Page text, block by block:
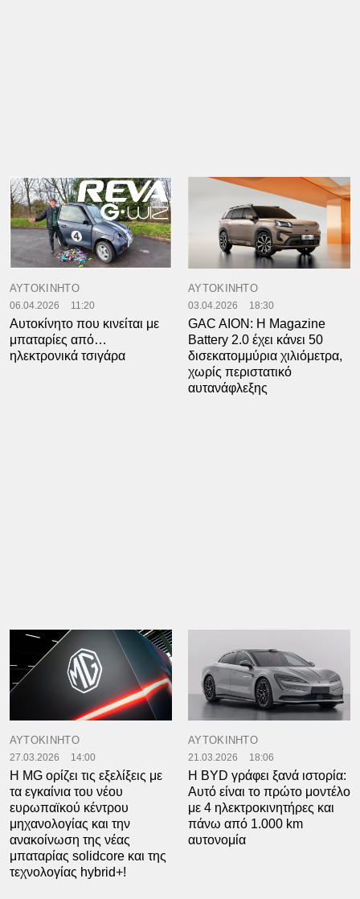
ΑΥΤΟΚΙΝΗΤΟ
06.04.2026 11:20
Αυτοκίνητο που κινείται με
μπαταρίες από…
ηλεκτρονικά τσιγάρα
ΑΥΤΟΚΙΝΗΤΟ
03.04.2026 18:30
GAC AION: Η Magazine
Battery 2.0 έχει κάνει 50
δισεκατομμύρια χιλιόμετρα,
χωρίς περιστατικό
αυτανάφλεξης
ΑΥΤΟΚΙΝΗΤΟ
27.03.2026 14:00
Η MG ορίζει τις εξελίξεις με
τα εγκαίνια του νέου
ευρωπαϊκού κέντρου
μηχανολογίας και την
ανακοίνωση της νέας
μπαταρίας solidcore και της
τεχνολογίας hybrid+!
ΑΥΤΟΚΙΝΗΤΟ
21.03.2026 18:06
H BYD γράφει ξανά ιστορία:
Αυτό είναι το πρώτο μοντέλο
με 4 ηλεκτροκινητήρες και
πάνω από 1.000 km
αυτονομία